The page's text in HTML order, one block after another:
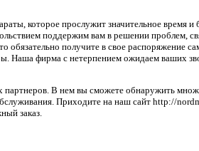
которое прослужит значительное время и
поддержим вам в решении проблем,
получите в свое распоряжение
Наша фирма с нетерпением ожидаем ваших
В нем вы сможете обнаружить
Приходите на наш сайт http://
заказ.